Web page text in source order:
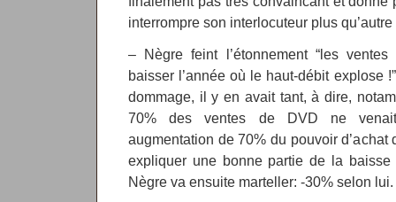
interrompre son interlocuteur plus
– Nègre feint l’étonnement “les
baisser l’année où le haut-débit explose
dommage, il y en avait tant, à dire,
70% des ventes de DVD ne venait
augmentation de 70% du pouvoir d’achat
expliquer une bonne partie de la
Nègre va ensuite marteller: -30% selon lui.